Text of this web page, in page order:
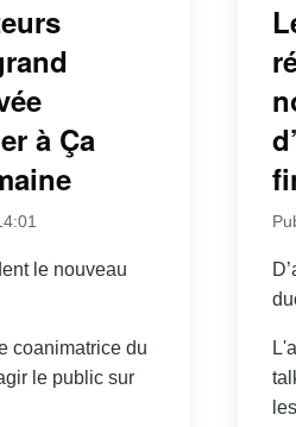
à Ça
le nouveau
coanimatrice du
le public sur